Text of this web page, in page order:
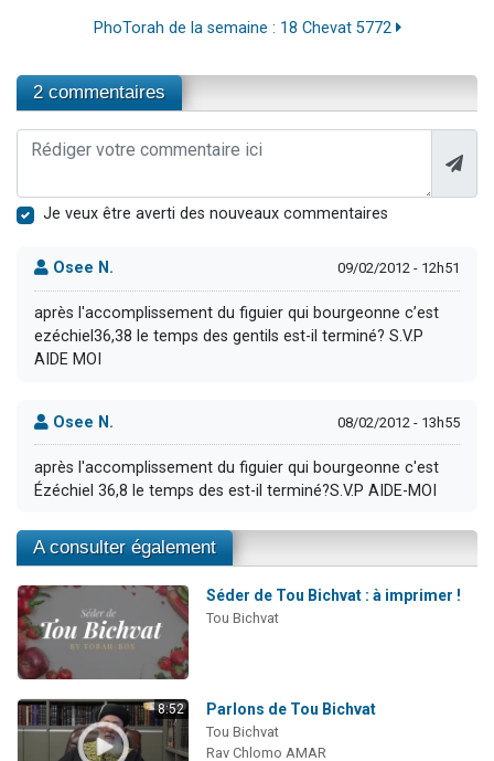
PhoTorah de la semaine : 18 Chevat 5772
2 commentaires
Je veux être averti des nouveaux commentaires
Osee N. 09/02/2012 - 12h51
après l'accomplissement du figuier qui bourgeonne c’est
ezéchiel36,38 le temps des gentils est-il terminé? S.V.P
AIDE MOI
Osee N. 08/02/2012 - 13h55
après l'accomplissement du figuier qui bourgeonne c'est
Ézéchiel 36,8 le temps des est-il terminé?S.V.P AIDE-MOI
A consulter également
Séder de Tou Bichvat : à imprimer !
Tou Bichvat
8:52 Parlons de Tou Bichvat
Tou Bichvat
Rav Chlomo AMAR